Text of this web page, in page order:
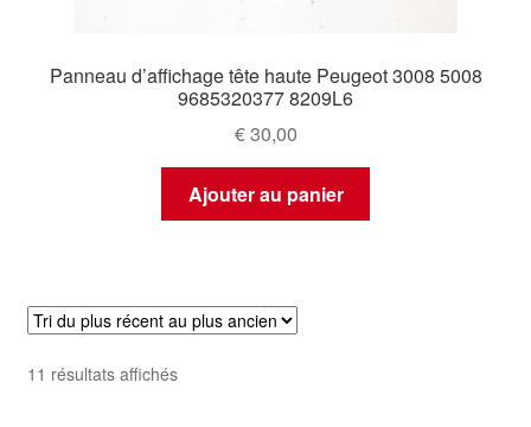
Panneau d’affichage tête haute Peugeot 3008 5008
9685320377 8209L6
€30,00
Ajouter au panier
11 résultats affichésTrié